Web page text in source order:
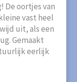
De oortjes van
vast heel
uit, als een
Gemaakt
eerlijk